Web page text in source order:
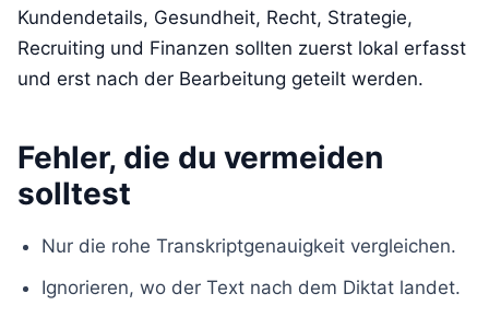
Kundendetails, Gesundheit, Recht, Strategie,
Recruiting und Finanzen sollten zuerst lokal erfasst
und erst nach der Bearbeitung geteilt werden.
Fehler, die du vermeiden
solltest
Nur die rohe Transkriptgenauigkeit vergleichen.
Ignorieren, wo der Text nach dem Diktat landet.